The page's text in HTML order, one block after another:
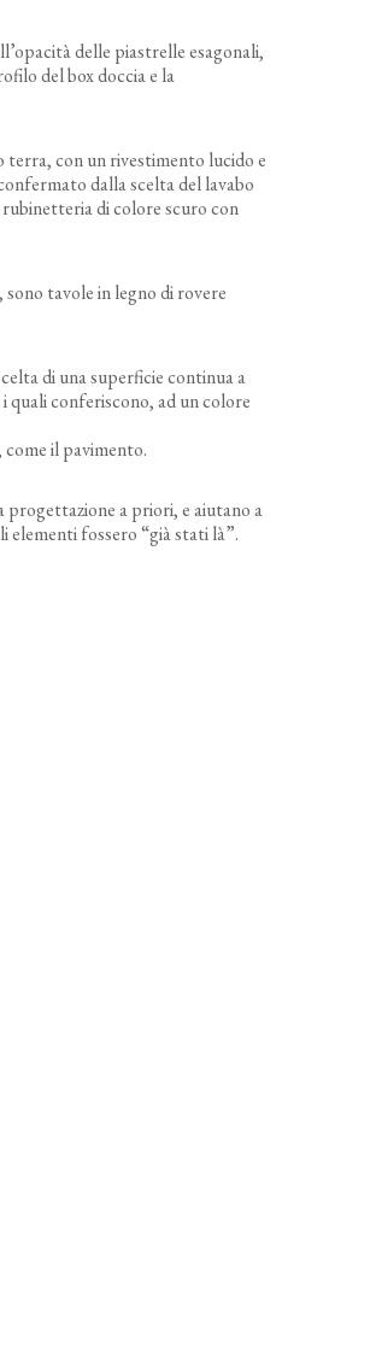
delle piastrelle esagonali,
del box doccia e la
terra, con un rivestimento lucido e
dalla scelta del lavabo
di colore scuro con
tavole in legno di rovere
di una superficie continua a
quali conferiscono, ad un colore
il pavimento.
progettazione a priori, e aiutano a
fossero “già stati là”.